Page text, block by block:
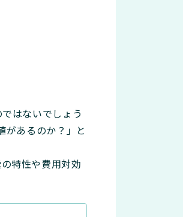
はないでしょう
あるのか？」と
特性や費用対効